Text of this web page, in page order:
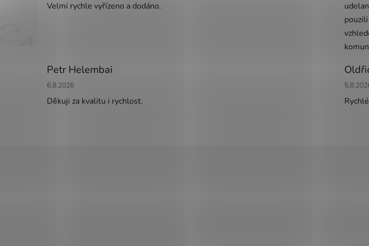
Velmi rychle vyřízeno a dodáno.
Petr Helembai
Hodnocení obchodu je 5 z 5 hvězdiček.
6.8.2026
Děkuji za kvalitu i rychlost.